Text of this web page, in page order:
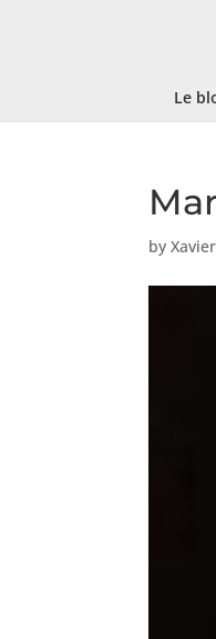
Le
by